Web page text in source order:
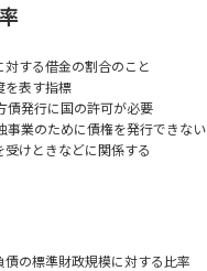
対する借金の割合のこと
を表す指標
債発行に国の許可が必要
事業のために債権を発行できない
受けときなどに関係する
債の標準財政規模に対する比率